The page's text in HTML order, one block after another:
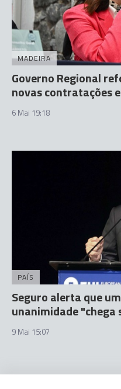
MADEIRA
Governo Regional
novas contratações
6 Mai 19:18
PAÍS
Seguro alerta que
unanimidade "chega
9 Mai 15:07